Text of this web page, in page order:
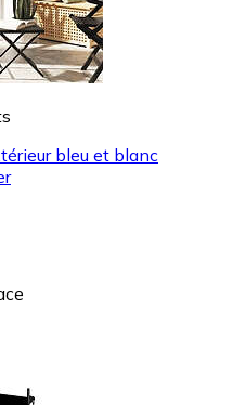
bleu et blanc